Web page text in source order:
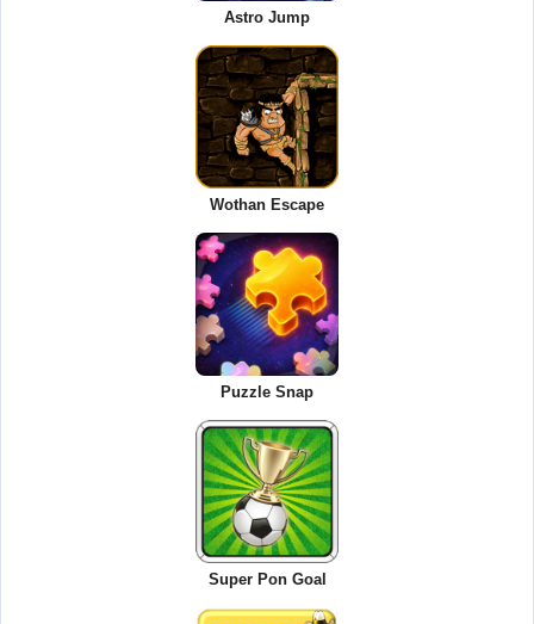
Astro Jump
Wothan Escape
Puzzle Snap
Super Pon Goal